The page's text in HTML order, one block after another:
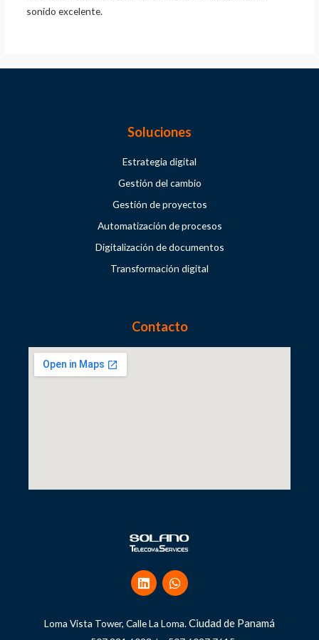
sonido excelente.
Soluciones
Estrategia digital
Gestión del cambio
Gestión de proyectos
Automatización de procesos
Digitalización de documentos
Transformación digital
Contacto
Loma Vista Tower, Calle La Loma.Ciudad de Panamá